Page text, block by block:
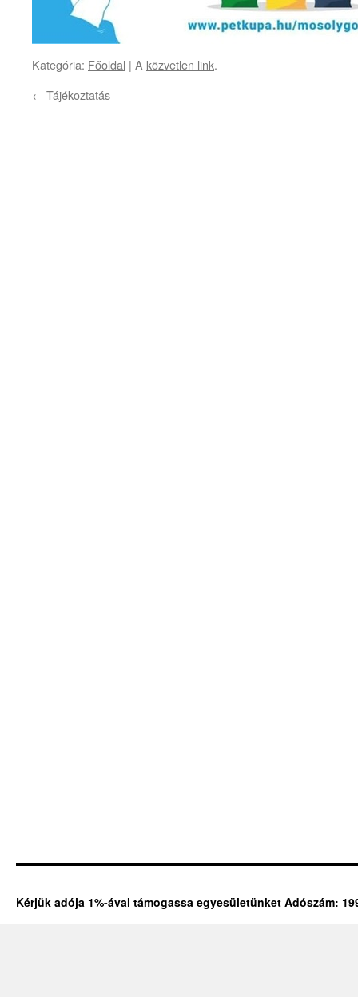
Kategória: Főoldal | A közvetlen link.
← Tájékoztatás
Kérjük adója 1%-ával támogassa egyesületünket Adószám: